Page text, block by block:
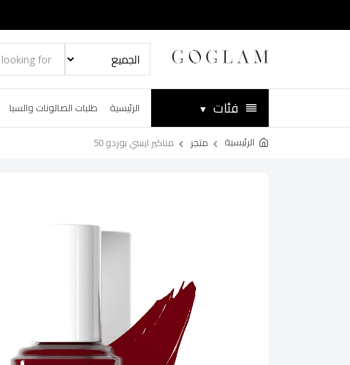
فئات ▾ الرئيسية طلبات الصالونات والسبا
الرئيسية متجر مناكير ايسي بوردو 50